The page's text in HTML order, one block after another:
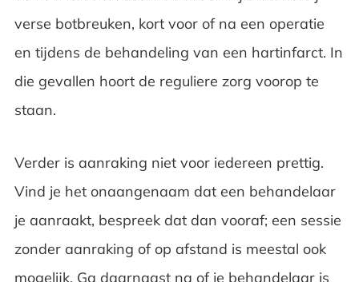
verse botbreuken, kort voor of na een operatie
en tijdens de behandeling van een hartinfarct. In
die gevallen hoort de reguliere zorg voorop te
staan.
Verder is aanraking niet voor iedereen prettig.
Vind je het onaangenaam dat een behandelaar
je aanraakt, bespreek dat dan vooraf; een sessie
zonder aanraking of op afstand is meestal ook
mogelijk. Ga daarnaast na of je behandelaar is